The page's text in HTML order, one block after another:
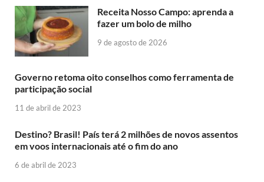
Receita Nosso Campo: aprenda a
fazer um bolo de milho
9 de agosto de 2026
Governo retoma oito conselhos como ferramenta de
participação social
11 de abril de 2023
Destino? Brasil! País terá 2 milhões de novos assentos
em voos internacionais até o fim do ano
6 de abril de 2023